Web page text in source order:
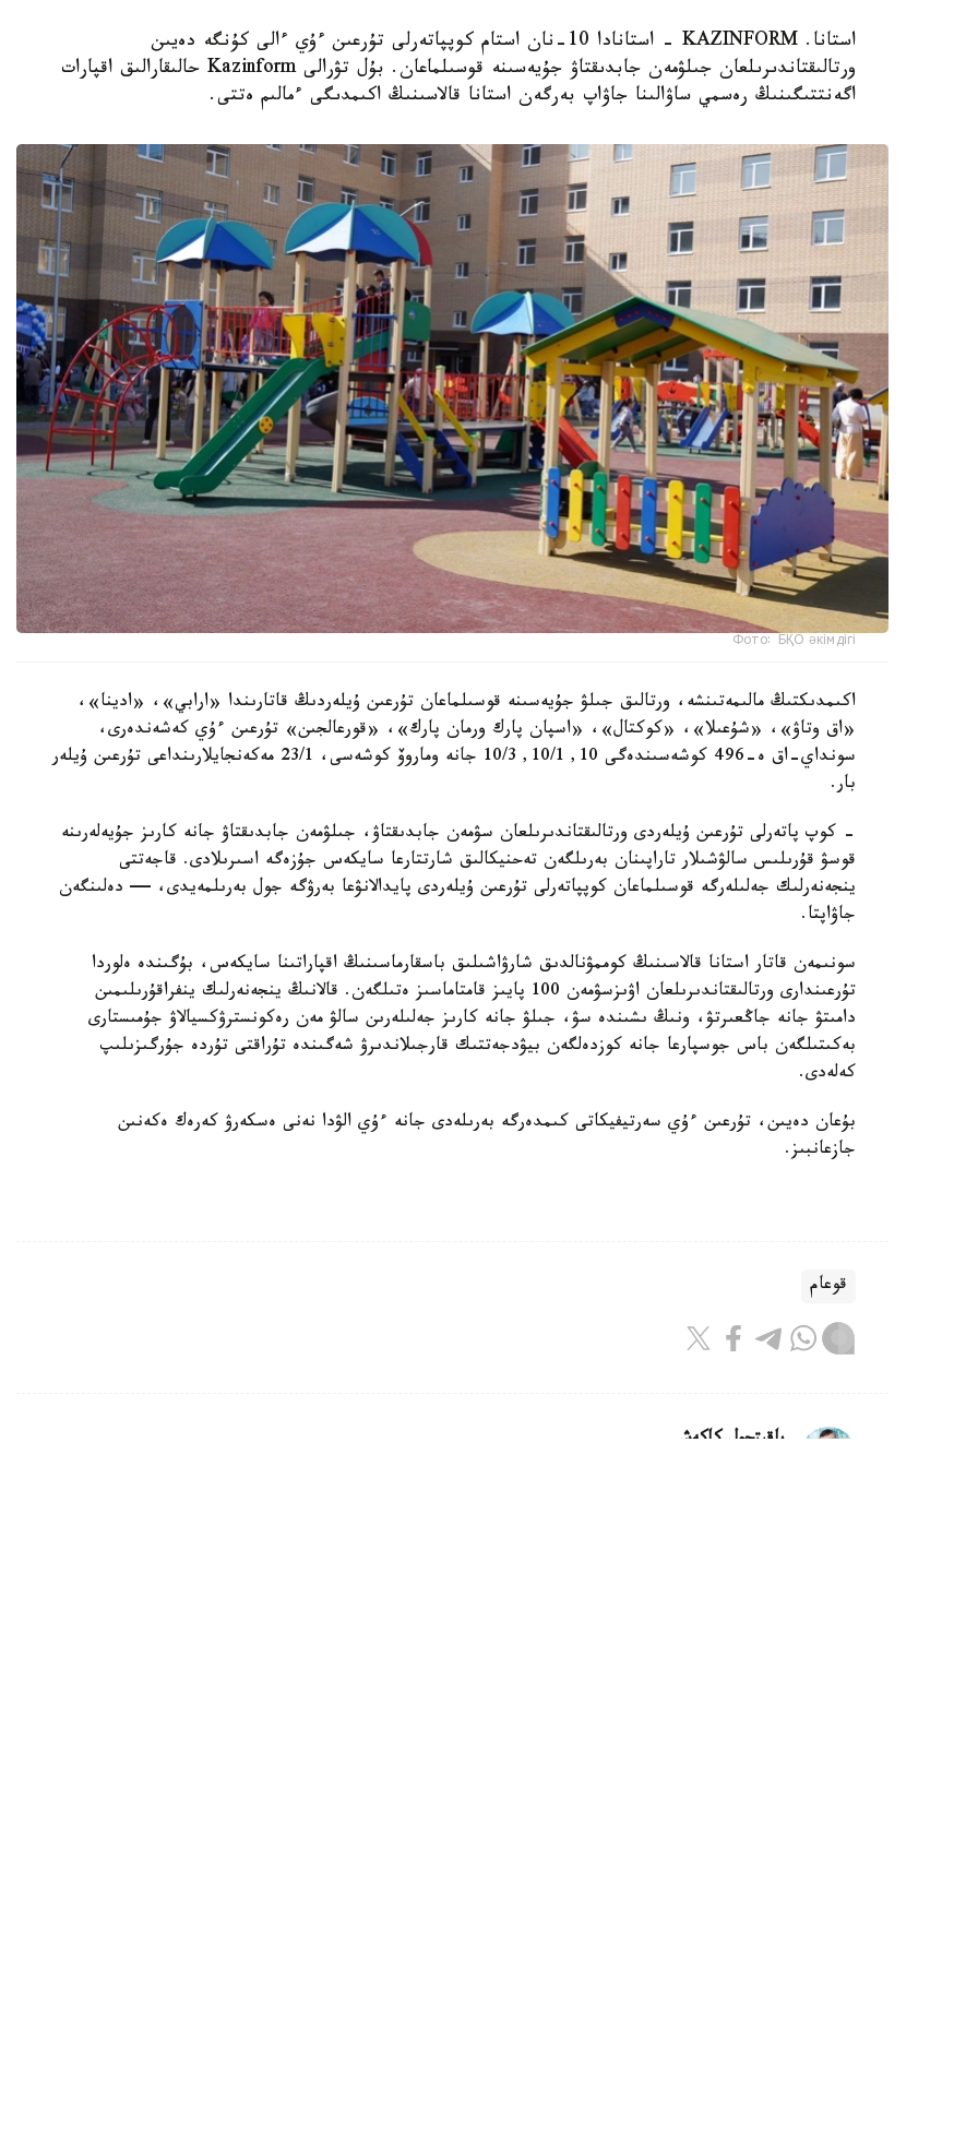
استانا. KAZINFORM - استانادا 10-نان استام كوپپاتەرلى تۇرعىن ءۇي ءالى كۇنگە دەيىن
ورتالىقتاندىرىلعان جىلۋمەن جابدىقتاۋ جۇيەسىنە قوسىلماعان. بۇل تۋرالى Kazinform حالىقارالىق اقپارات
اگەنتتىگىنىڭ رەسمي ساۋالىنا جاۋاپ بەرگەن استانا قالاسىنىڭ اكىمدىگى ءمالىم ەتتى.
Фото: БҚО әкімдігі
اكىمدىكتىڭ مالىمەتىنشە، ورتالىق جىلۋ جۇيەسىنە قوسىلماعان تۇرعىن ۇيلەردىڭ قاتارىندا «ارابي»، «ادينا»،
«اق وتاۋ»، «شۇعىلا»، «كوكتال»، «اسپان پارك ورمان پارك»، «قورعالجىن» تۇرعىن ءۇي كەشەندەرى،
سونداي-اق ە-496 كوشەسىندەگى 10, 10/1, 10/3 جانە وماروۆ كوشەسى، 23/1 مەكەنجايلارىنداعى تۇرعىن ۇيلەر
بار.
- كوپ پاتەرلى تۇرعىن ۇيلەردى ورتالىقتاندىرىلعان سۋمەن جابدىقتاۋ، جىلۋمەن جابدىقتاۋ جانە كارىز جۇيەلەرىنە
قوسۋ قۇرىلىس سالۋشىلار تاراپىنان بەرىلگەن تەحنيكالىق شارتتارعا سايكەس جۇزەگە اسىرىلادى. قاجەتتى
ينجەنەرلىك جەلىلەرگە قوسىلماعان كوپپاتەرلى تۇرعىن ۇيلەردى پايدالانۋعا بەرۋگە جول بەرىلمەيدى، — دەلىنگەن
جاۋاپتا.
سونىمەن قاتار استانا قالاسىنىڭ كوممۋنالدىق شارۋاشىلىق باسقارماسىنىڭ اقپاراتىنا سايكەس، بۇگىندە ەلوردا
تۇرعىندارى ورتالىقتاندىرىلعان اۋىزسۋمەن 100 پايىز قامتاماسىز ەتىلگەن. قالانىڭ ينجەنەرلىك ينفراقۇرىلىمىن
دامىتۋ جانە جاڭعىرتۋ، ونىڭ ىشىندە سۋ، جىلۋ جانە كارىز جەلىلەرىن سالۋ مەن رەكونسترۋكسيالاۋ جۇمىستارى
بەكىتىلگەن باس جوسپارعا جانە كوزدەلگەن بيۋدجەتتىك قارجىلاندىرۋ شەگىندە تۇراقتى تۇردە جۇرگىزىلىپ
كەلەدى.
بۇعان دەيىن، تۇرعىن ءۇي سەرتيفيكاتى كىمدەرگە بەرىلەدى جانە ءۇي الۋدا نەنى ەسكەرۋ كەرەك ەكەنىن
جازعانبىز.
قوعام
باقىتجول كاكەش